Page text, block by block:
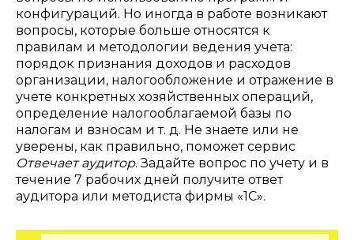
конфигураций. Но иногда в работе возникают
вопросы, которые больше относятся к
правилам и методологии ведения учета:
порядок признания доходов и расходов
организации, налогообложение и отражение в
учете конкретных хозяйственных операций,
определение налогооблагаемой базы по
налогам и взносам и т. д. Не знаете или не
уверены, как правильно, поможет сервис
Отвечает аудитор. Задайте вопрос по учету и в
течение 7 рабочих дней получите ответ
аудитора или методиста фирмы «1С».